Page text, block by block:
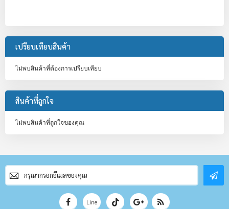
เปรียบเทียบสินค้า
ไม่พบสินค้าที่ต้องการเปรียบเทียบ
สินค้าที่ถูกใจ
ไม่พบสินค้าที่ถูกใจของคุณ
สมัคร
สมาชิก
จดหมาย
Line